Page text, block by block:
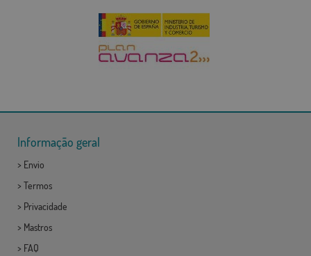
Informação geral
> Envio
> Termos
> Privacidade
> Mastros
> FAQ